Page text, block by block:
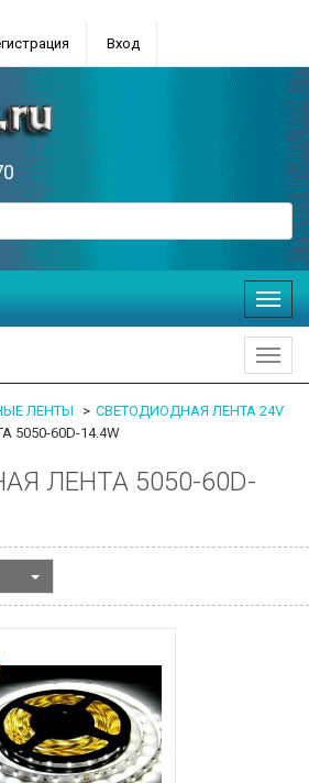
Вход
Меню
ЛЕНТЫ
СВЕТОДИОДНАЯ ЛЕНТА 24V
60D-14.4W
ЛЕНТА 5050-60D-